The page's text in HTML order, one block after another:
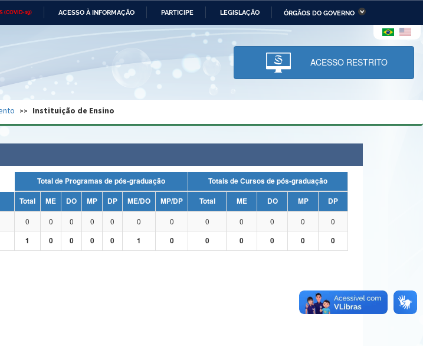
(COVID-19) ACESSO À INFORMAÇÃO PARTICIPE LEGISLAÇÃO ÓRGÃOS DO GOVERNO
Ministério das Relações Ministério da Economia Ministério da Infraestrutura
Ministério da Ciência,
Tecnologia, Inovações e
Comunicações
e dos Direitos Humanos
Banco Central do Brasil Planalto
ACESSO RESTRITO
Instituição de Ensino
Total de Programas de pós-graduação
Totais de Cursos de pós-graduação
Total ME DO MP DP ME/DO MP/DP Total ME DO MP
DP
0 0 0 0 0 0 0 0 0 0 0
0
1 0 0 0 0 1 0 0 0 0 0 0